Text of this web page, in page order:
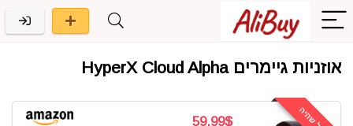
אוזניות גיימרים HyperX Cloud Alpha
59.99$